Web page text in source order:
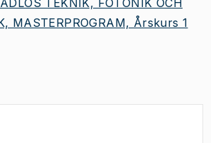
MASTERPROGRAM, Årskurs 1